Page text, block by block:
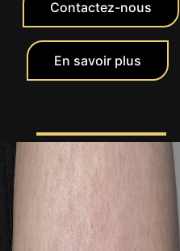
En savoir plus
Contactez-nous